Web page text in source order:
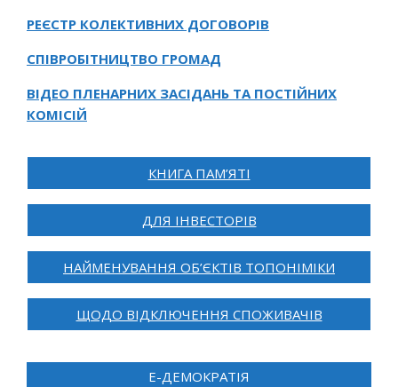
РЕЄСТР КОЛЕКТИВНИХ ДОГОВОРІВ
СПІВРОБІТНИЦТВО ГРОМАД
ВІДЕО ПЛЕНАРНИХ ЗАСІДАНЬ ТА ПОСТІЙНИХ
КОМІСІЙ
КНИГА ПАМ’ЯТІ
ДЛЯ ІНВЕСТОРІВ
НАЙМЕНУВАННЯ ОБ’ЄКТІВ ТОПОНІМІКИ
ЩОДО ВІДКЛЮЧЕННЯ СПОЖИВАЧІВ
Е-ДЕМОКРАТІЯ